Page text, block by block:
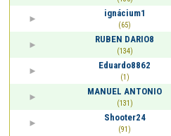
ignácium1
(65)
RUBEN DARIO8
(134)
Eduardo8862
(1)
MANUEL ANTONIO
(131)
Shooter24
(91)